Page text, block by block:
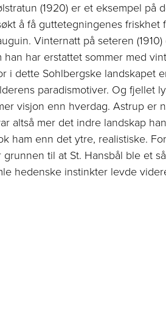
(1920) er et eksempel på
å få gutte­tegningenes friskhet
Vinternatt på seteren
han har erstattet sommer med
i dette Sohlbergske landskapet
paradismotiver. Og fjellet
visjon enn hver­dag. Astrup er
altså mer det indre landskap
ham enn det ytre, realistiske.
til at St. Hansbål ble et
hedenske instinkter levde